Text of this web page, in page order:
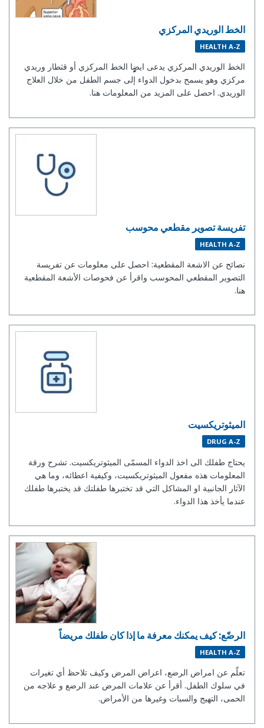
الخط الوريدي المركزي
HEALTH A-Z
الخط الوريدي المركزي يدعى ايضٍٍٍٍِا الخط المركزي أو قثطار وريدي
مركزي وهو يسمح بدخول الدواء إلى جسم الطفل من خلال العلاج
الوريدي. احصل على المزيد من المعلومات هنا.
تفريسة تصوير مقطعي محوسب
HEALTH A-Z
نصائح عن الاشعة المقطعية: احصل على معلومات عن تفريسة
التصوير المقطعي المحوسب واقرأ عن فحوصات الأشعة المقطعية
هنا.
الميثوتريكسيت
DRUG A-Z
يحتاج طفلك الى اخذ الدواء المسمّى الميثوتريكسيت. تشرح ورقة
المعلومات هذه مفعول الميثوتريكسيت، وكيفية اعطائه، وما هي
الآثار الجانبية او المشاكل التي قد تختبرها طفلتك قد يختبرها طفلك
عندما يأخذ هذا الدواء.
الرضّع: كيف يمكنك معرفة ما إذا كان طفلك مريضاً
HEALTH A-Z
تعلّم عن امراض الرضع، اعراض المرض وكيف تلاحظ أي تغيرات
في سلوك الطفل. أقرأ عن علامات المرض عند الرضع و علاجه من
الحمى، التهيج والسبات وغيرها من الأمراض.